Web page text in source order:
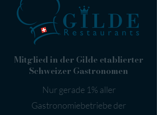
Mitglied in der Gilde etablierter
Schweizer Gastronomen
Nur gerade 1% aller
Gastronomiebetriebe der